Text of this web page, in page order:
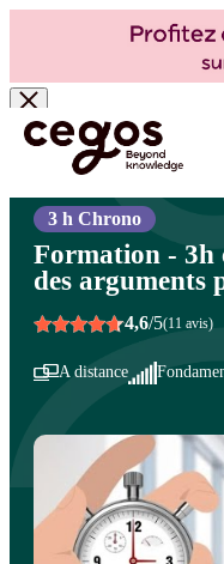
Skip to main content
Vous êtes ici : Accueil >Cegos,
>Vente et négociation
3 h Chrono
Formation - 3h
des arguments
4,6/5(11 avis)
A distance